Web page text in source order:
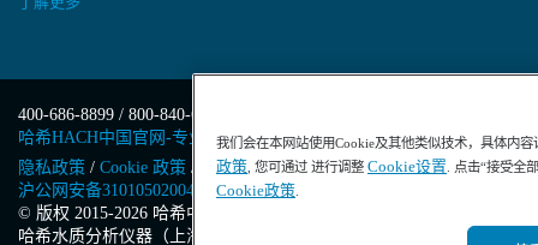
400-686-8899 / 800-840-6026
哈希HACH中国官网-专业水质分析仪器
隐私政策 / Cookie 政策 / Cookie 设置/沪ICP备13034148号-4/
沪公网安备31010502004971号/沪(浦)应急管危经许[2023]201871
© 版权 2015-2026 哈希中国版权所有
哈希水质分析仪器（上海）有限公司
我们会在本网站使用Cookie及其他类似技术，具体内
政策, 您可通过 进行调整 Cookie设置. 点击“接受全
Cookie政策.